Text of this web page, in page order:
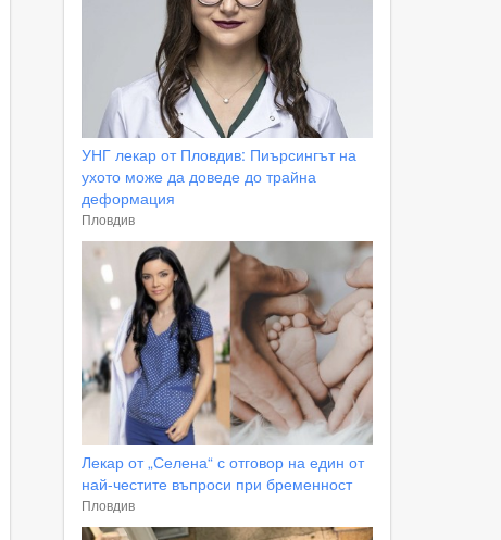
УНГ лекар от Пловдив: Пиърсингът на
ухото може да доведе до трайна
деформация
Пловдив
Лекар от „Селена“ с отговор на един от
най-честите въпроси при бременност
Пловдив